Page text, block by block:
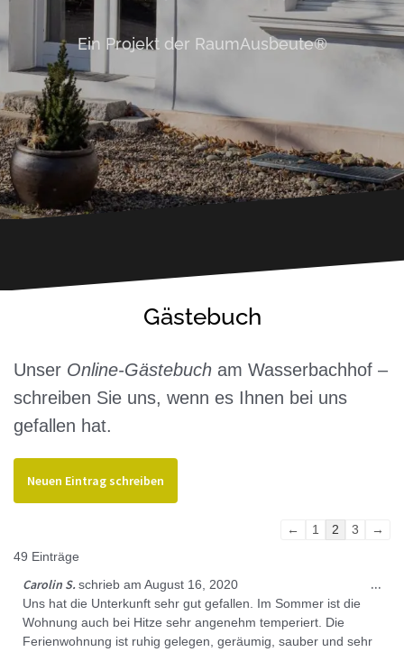
Ein Projekt der RaumAusbeute®
Gästebuch
Unser Online-Gästebuch am Wasserbachhof –
schreiben Sie uns, wenn es Ihnen bei uns
gefallen hat.
Navigation
← 1 2 3
→
49 Einträge
Carolin S.schrieb am August 16, 2020
Uns hat die Unterkunft sehr gut gefallen. Im Sommer ist die
Wohnung auch bei Hitze sehr angenehm temperiert. Die
Ferienwohnung ist ruhig gelegen, geräumig, sauber und sehr
...